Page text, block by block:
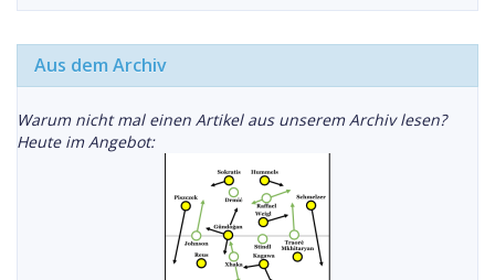
Aus dem Archiv
Warum nicht mal einen Artikel aus unserem Archiv lesen?
Heute im Angebot: